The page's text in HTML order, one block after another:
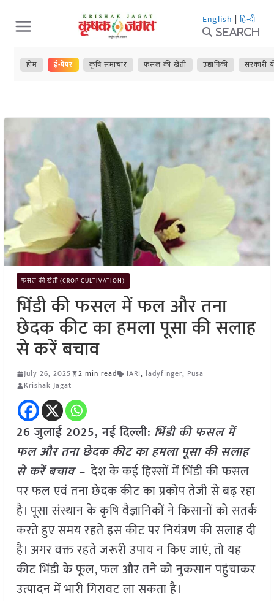
Skip
to
content
English | हिन्दी
Search
होम ई-पेपर कृषि समाचार फसल की खेती उद्यानिकी सरकारी
फसल की खेती (CROP CULTIVATION)
भिंडी की फसल में फल और तना
छेदक कीट का हमला पूसा की सलाह
से करें बचाव
July 26, 2025 2 min read IARI, ladyfinger, Pusa
Krishak Jagat
26 जुलाई 2025, नई दिल्ली: भिंडी की फसल में
फल और तना छेदक कीट का हमला पूसा की सलाह
से करें बचाव –देश के कई हिस्सों में भिंडी की फसल
पर फल एवं तना छेदक कीट का प्रकोप तेजी से बढ़ रहा
है। पूसा संस्थान के कृषि वैज्ञानिकों ने किसानों को सतर्क
करते हुए समय रहते इस कीट पर नियंत्रण की सलाह दी
है। अगर वक्त रहते जरूरी उपाय न किए जाएं, तो यह
कीट भिंडी के फूल, फल और तने को नुकसान पहुंचाकर
उत्पादन में भारी गिरावट ला सकता है।